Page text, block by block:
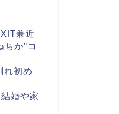
兼近
か”コ
れ初め
婚や家